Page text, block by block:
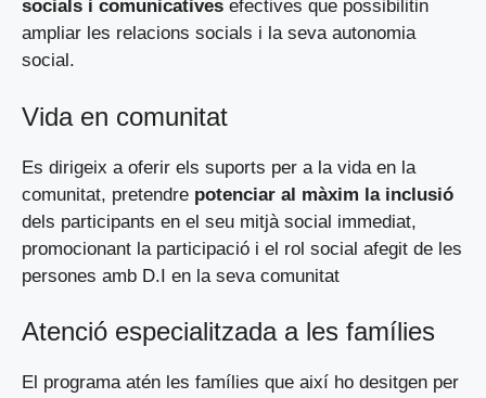
socials i comunicatives efectives que possibilitin
ampliar les relacions socials i la seva autonomia
social.
Vida en comunitat
Es dirigeix a oferir els suports per a la vida en la
comunitat, pretendre potenciar al màxim la inclusió
dels participants en el seu mitjà social immediat,
promocionant la participació i el rol social afegit de les
persones amb D.I en la seva comunitat
Atenció especialitzada a les famílies
El programa atén les famílies que així ho desitgen per